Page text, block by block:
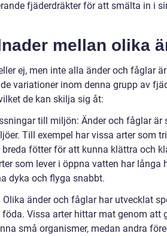
fjäderdräkter för att smälta in i
mellan olika
ej, men inte alla änder och fåglar
variationer inom denna grupp av
de kan skilja sig åt:
till miljön: Änder och fåglar är
Till exempel har vissa arter som
breda fötter för att kunna klättra och
som lever i öppna vatten har
dyka och flyga snabbt.
Olika änder och fåglar har utvecklat
Vissa arter hittar mat genom att
små organismer, medan andra